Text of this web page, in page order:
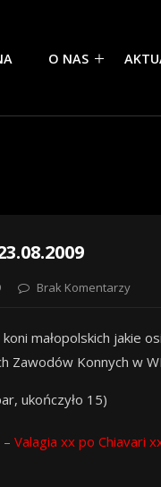
O NAS
Brak Komentarzy
małopolskich jakie
Konnych w
ukończyło 15)
Valagia xx po Chiavari